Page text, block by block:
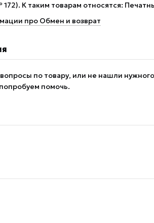
172). К таким товарам относятся:
про Обмен и возврат
по товару, или не нашли
помочь.